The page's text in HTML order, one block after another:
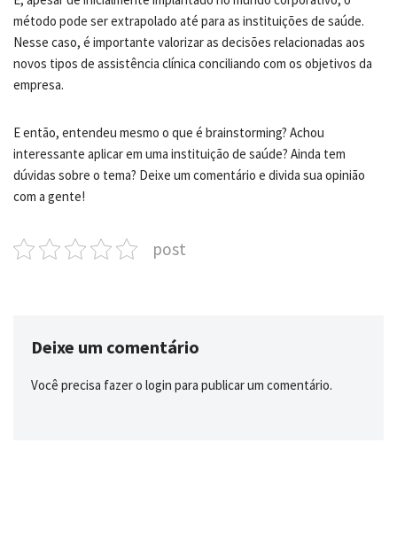
método pode ser extrapolado até para as instituições de saúde.
Nesse caso, é importante valorizar as decisões relacionadas aos
novos tipos de assistência clínica conciliando com os objetivos da
empresa.
E então, entendeu mesmo o que é brainstorming? Achou
interessante aplicar em uma instituição de saúde? Ainda tem
dúvidas sobre o tema? Deixe um comentário e divida sua opinião
com a gente!
post
Deixe um comentário
Você precisa fazer o login para publicar um comentário.